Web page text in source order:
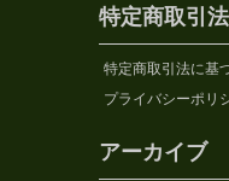
特定商取引
特定商取引法に基
プライバシーポリ
アーカイブ